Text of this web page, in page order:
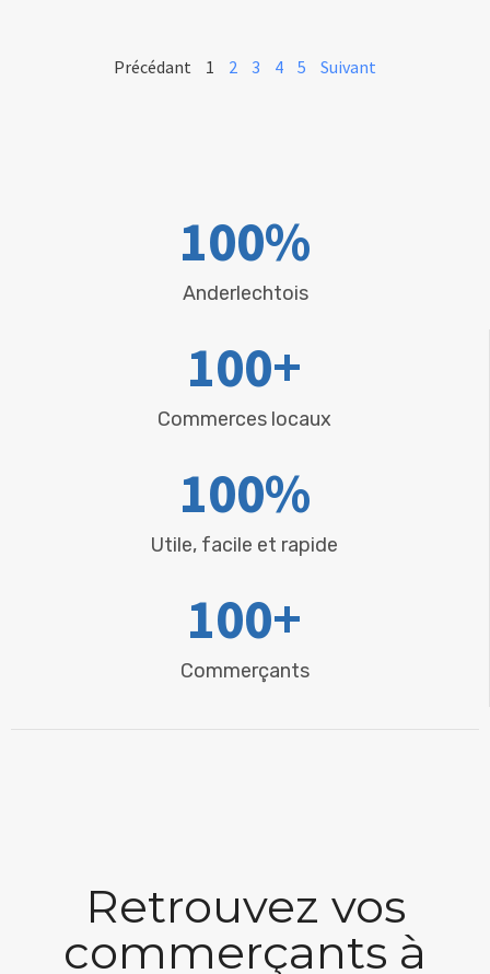
Précédant 1 2 3 4 5 Suivant
Anderlechtois
100%
Commerces locaux
100+
Utile, facile et rapide
100%
Commerçants
100+
Retrouvez vos
commerçants à